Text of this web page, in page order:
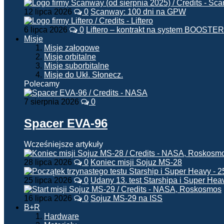
12 lipca 2026 0 Scanway: 100 dni na GPW
6 lipca 2026 0 Liftero – kontrakt na system BOOSTER
Misje
Misje załogowe
Misje orbitalne
Misje suborbitalne
Misje do Ukł. Słonecz.
Polecamy
7 sierpnia 2026 0
Spacer EVA-96
Wcześniejsze artykuły
28 lipca 2026 0 Koniec misji Sojuz MS-28
25 lipca 2026 0 Udany 13. test Starshipa i Super
16 lipca 2026 0 Sojuz MS-29 na ISS
B+R
Hardware